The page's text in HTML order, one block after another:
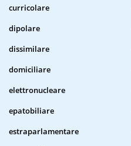
curricolare
dipolare
dissimilare
domiciliare
elettronucleare
epatobiliare
estraparlamentare